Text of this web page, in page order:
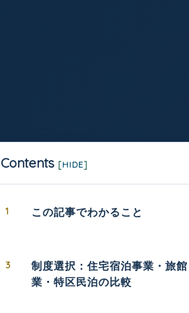
Contents [HIDE]
1 この記事でわかること
3
制度選択：住宅宿泊事業・旅館
業・特区民泊の比較